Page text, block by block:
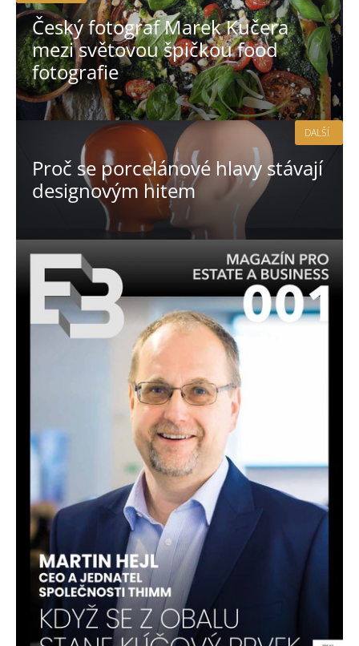
Český fotograf Marek Kučera
mezi světovou špičkou food
fotografie
Proč se porcelánové hlavy stávají
designovým hitem
DALŠÍ